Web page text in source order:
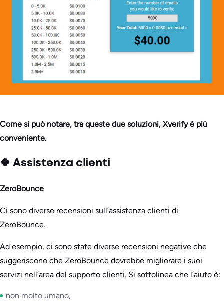
Come si può notare, tra queste due soluzioni, Xverify è più
conveniente.
🍀 Assistenza clienti
ZeroBounce
Ci sono diverse recensioni sull’assistenza clienti di
ZeroBounce.
Ad esempio, ci sono state diverse recensioni negative che
suggeriscono che ZeroBounce dovrebbe migliorare i suoi
servizi nell’area del supporto clienti. Si sottolinea che l’aiuto è:
non molto umano,